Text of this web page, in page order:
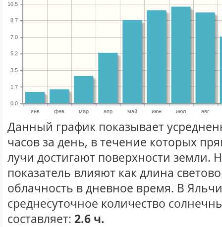
янв фев мар апр май июн июл авг
0.0
1.7
3.5
5.2
7.0
8.7
10.5
Данный график показывает
часов за день, в течение которых
лучи достигают поверхности земли.
показатель влияют как длина
облачность в дневное время. В
среднесуточное количество
составляет: 2.6 ч.